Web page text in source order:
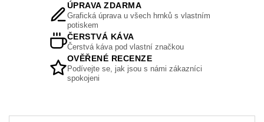
ÚPRAVA ZDARMA
Grafická úprava u všech hrnků s vlastním
potiskem
ČERSTVÁ KÁVA
Čerstvá káva pod vlastní značkou
OVĚŘENÉ RECENZE
Podívejte se, jak jsou s námi zákazníci
spokojeni